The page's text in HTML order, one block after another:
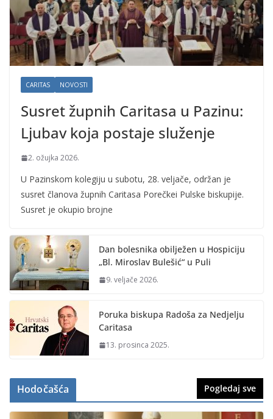
CARITAS NOVOSTI
Susret župnih Caritasa u Pazinu:
Ljubav koja postaje služenje
2. ožujka 2026.
U Pazinskom kolegiju u subotu, 28. veljače, održan je
susret članova župnih Caritasa Porečkei Pulske biskupije.
Susret je okupio brojne
Dan bolesnika obilježen u Hospiciju
„Bl. Miroslav Bulešić“ u Puli
9. veljače 2026.
Poruka biskupa Radoša za Nedjelju
Caritasa
13. prosinca 2025.
Hodočašća Pogledaj sve